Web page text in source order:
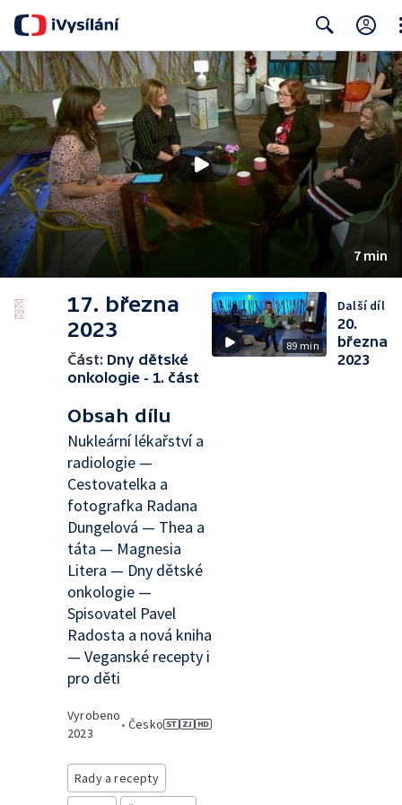
Search
7 min
17. března
2023
Část: Dny dětské
onkologie - 1. část
Obsah dílu
Nukleární lékařství a
radiologie —
Cestovatelka a
fotografka Radana
Dungelová — Thea a
táta — Magnesia
Litera — Dny dětské
onkologie —
Spisovatel Pavel
Radosta a nová kniha
— Veganské recepty i
pro děti
Vyrobeno
2023
• Česko
Rady a recepty
89 min
Další díl
20.
března
2023